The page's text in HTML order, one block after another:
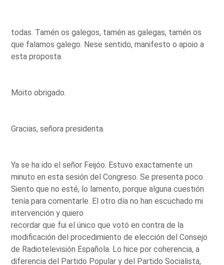
todas. Tamén os galegos, tamén as galegas, tamén os
que falamos galego. Nese sentido, manifesto o apoio a
esta proposta.
Moito obrigado.
Gracias, señora presidenta.
Ya se ha ido el señor Feijóo. Estuvo exactamente un
minuto en esta sesión del Congreso. Se presenta poco.
Siento que no esté, lo lamento, porque alguna cuestión
tenía para comentarle. El otro día no han escuchado mi
intervención y quiero
recordar que fui el único que votó en contra de la
modificación del procedimiento de elección del Consejo
de Radiotelevisión Española. Lo hice por coherencia, a
diferencia del Partido Popular y del Partido Socialista,